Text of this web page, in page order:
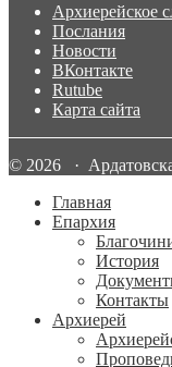
Архиерейское
Послания
Новости
ВКонтакте
Rutube
Карта сайта
© 2026 ·
Главная
Епархия
История
Контакты
Архиерей